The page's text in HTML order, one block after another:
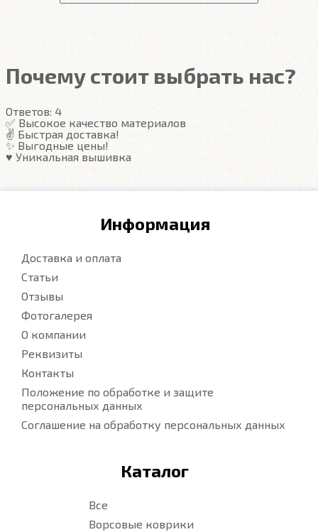
резиновых половичках, однако, её все равно
видно. ЕВА удобны тем, что их легко достать не
Подробнее
Почему стоит выбрать нас?
Ответов: 4
✅ Высокое качество материалов
✌️ Быстрая доставка!
✨ Выгодные цены!
♥️ Уникальная вышивка
Информация
Доставка и оплата
Статьи
Отзывы
Фотогалерея
О компании
Реквизиты
Контакты
Положение по обработке и защите
персональных данных
Соглашение на обработку персональных данных
Каталог
Все
Ворсовые коврики